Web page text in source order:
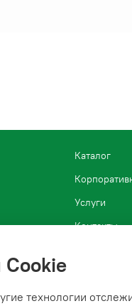
Каталог
Услуги
Контакты
Политика
технологии